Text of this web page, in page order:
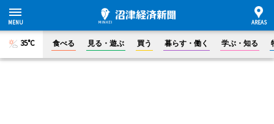
35°C 食べる 見る・遊ぶ 買う 暮らす・働く 学ぶ・知る